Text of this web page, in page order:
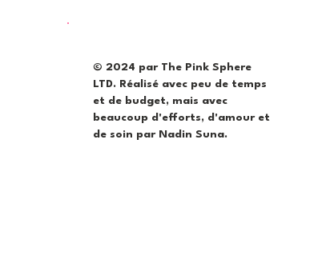
© 2024 par The Pink Sphere
LTD. Réalisé avec peu de temps
et de budget, mais avec
beaucoup d'efforts, d'amour et
de soin par Nadin Suna.